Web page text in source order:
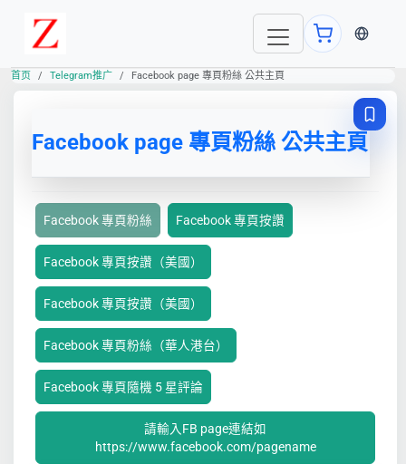
当前语
首页 Telegram推广 Facebook page 專頁粉絲 公共主頁
Facebook page 專頁粉絲 公共主頁
Facebook 專頁粉絲 Facebook 專頁按讚
Facebook 專頁按讚（美國）
Facebook 專頁按讚（美國）
Facebook 專頁粉絲（華人港台）
Facebook 專頁隨機 5 星評論
請輸入FB page連結如
https://www.facebook.com/pagename